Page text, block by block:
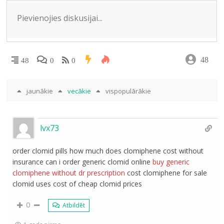
ki
48 0 0 48
jaunākie vecākie vispopulārākie
lvx73
order clomid pills how much does clomiphene cost without
insurance can i order generic clomid onlinebuy generic
clomiphene without dr prescription cost clomiphene for sale
clomid uses cost of cheap clomid prices
0 Atbildēt